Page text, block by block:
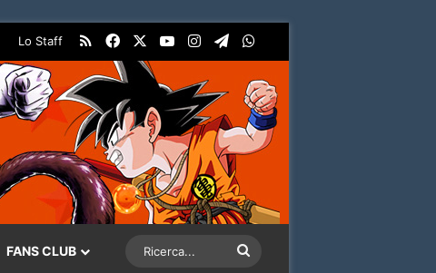
Lo Staff RSSFacebookYou TubeInstagram
Telegram
FANS CLUB